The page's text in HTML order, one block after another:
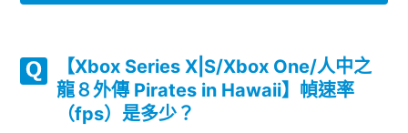
Hawaii】是否有語言（語音）設定呢？
【Xbox Series X|S/Xbox One/人中之龍８外傳 Pirates in
Hawaii】支援哪些音訊輸出格式？
【Xbox Series X|S/Xbox One/人中之
龍８外傳 Pirates in Hawaii】幀速率
（fps）是多少？